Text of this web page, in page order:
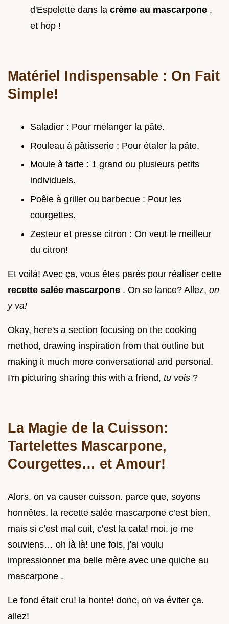
d'Espelette dans la crème au mascarpone ,
et hop !
Matériel Indispensable : On Fait
Simple!
Saladier : Pour mélanger la pâte.
Rouleau à pâtisserie : Pour étaler la pâte.
Moule à tarte : 1 grand ou plusieurs petits
individuels.
Poêle à griller ou barbecue : Pour les
courgettes.
Zesteur et presse citron : On veut le meilleur
du citron!
Et voilà! Avec ça, vous êtes parés pour réaliser cette
recette salée mascarpone . On se lance? Allez, on
y va!
Okay, here's a section focusing on the cooking
method, drawing inspiration from that outline but
making it much more conversational and personal.
I'm picturing sharing this with a friend, tu vois ?
La Magie de la Cuisson:
Tartelettes Mascarpone,
Courgettes… et Amour!
Alors, on va causer cuisson. parce que, soyons
honnêtes, la recette salée mascarpone c’est bien,
mais si c’est mal cuit, c’est la cata! moi, je me
souviens… oh là là! une fois, j'ai voulu
impressionner ma belle mère avec une quiche au
mascarpone .
Le fond était cru! la honte! donc, on va éviter ça.
allez!